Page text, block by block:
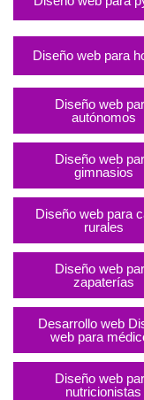
Diseño web para
Diseño web
autónomos
Diseño web
gimnasios
Diseño web para
rurales
Diseño web
zapaterías
Desarrollo web
web para
Diseño web
nutricionistas​